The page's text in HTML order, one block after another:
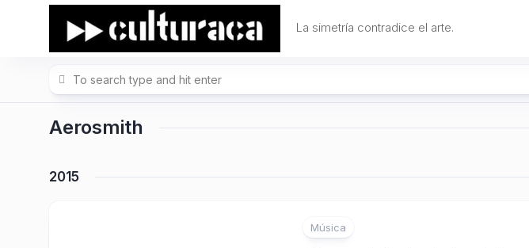
La simetría contradice el arte.
Aerosmith
2015
Música